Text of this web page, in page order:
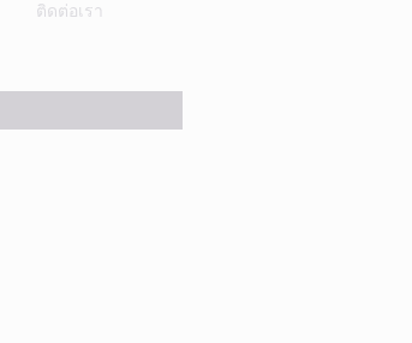
ติดต่อเรา